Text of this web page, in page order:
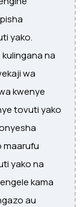
yako.
na
wa
kwenye
tovuti yako
maarufu
yako na
kama
au